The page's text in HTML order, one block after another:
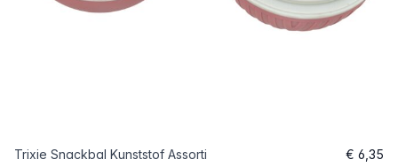
Trixie Snackbal Kunststof Assorti
€ 6,35